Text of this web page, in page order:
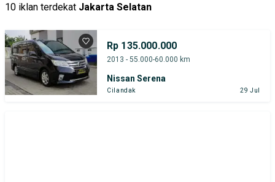
10 iklan terdekat Jakarta Selatan
Rp 135.000.000
2013 - 55.000-60.000 km
Nissan Serena
Cilandak 29 Jul